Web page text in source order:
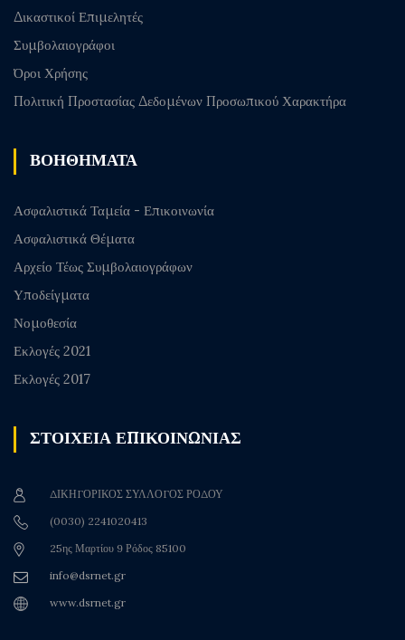
Δικαστικοί Επιμελητές
Συμβολαιογράφοι
Όροι Χρήσης
Πολιτική Προστασίας Δεδομένων Προσωπικού Χαρακτήρα
ΒΟΗΘΗΜΑΤΑ
Ασφαλιστικά Ταμεία - Επικοινωνία
Ασφαλιστικά Θέματα
Αρχείο Τέως Συμβολαιογράφων
Υποδείγματα
Νομοθεσία
Εκλογές 2021
Εκλογές 2017
ΣΤΟΙΧΕΙΑ ΕΠΙΚΟΙΝΩΝΙΑΣ
ΔΙΚΗΓΟΡΙΚΟΣ ΣΥΛΛΟΓΟΣ ΡΟΔΟΥ
(0030) 2241020413
25ης Μαρτίου 9 Ρόδος 85100
info@dsrnet.gr
www.dsrnet.gr